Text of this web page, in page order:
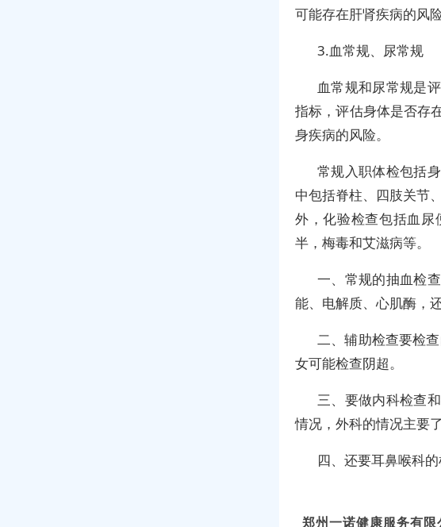
可能存在肝肾疾病的风险
3.血常规、尿常规
血常规和尿常规是
指标，评估身体是否存
身疾病的风险。
常规入职体检包括
中包括脊柱、四肢关节
外，化验检查包括血
半，梅毒和艾滋病等。
一、常规的抽血检
能、电解质、心肌酶，
二、辅助检查要检
女可能检查阴超。
三、要做内科检查
情况，外科的情况主要
四、还要耳鼻喉科
郑州一诺健康服务有限